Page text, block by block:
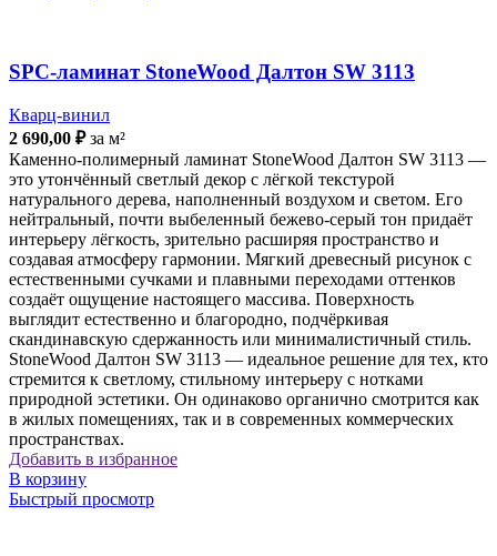
SPC-ламинат StoneWood Далтон SW 3113
Кварц-винил
2 690,00 ₽за м²
Каменно-полимерный ламинат StoneWood Далтон SW 3113 —
это утончённый светлый декор с лёгкой текстурой
натурального дерева, наполненный воздухом и светом. Его
нейтральный, почти выбеленный бежево-серый тон придаёт
интерьеру лёгкость, зрительно расширяя пространство и
создавая атмосферу гармонии. Мягкий древесный рисунок с
естественными сучками и плавными переходами оттенков
создаёт ощущение настоящего массива. Поверхность
выглядит естественно и благородно, подчёркивая
скандинавскую сдержанность или минималистичный стиль.
StoneWood Далтон SW 3113 — идеальное решение для тех, кто
стремится к светлому, стильному интерьеру с нотками
природной эстетики. Он одинаково органично смотрится как
в жилых помещениях, так и в современных коммерческих
пространствах.
Добавить в избранное
В корзину
Быстрый просмотр